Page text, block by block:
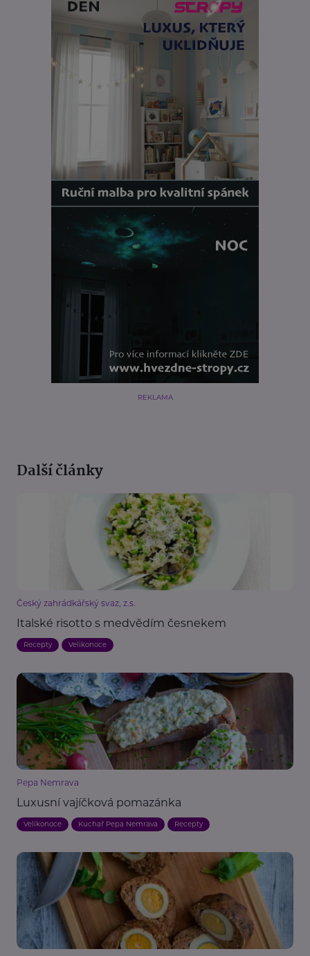
REKLAMA
Další články
Český zahrádkářský svaz, z.s.
Italské risotto s medvědím česnekem
Recepty Velikonoce
Pepa Nemrava
Luxusní vajíčková pomazánka
Velikonoce Kuchař Pepa Nemrava Recepty